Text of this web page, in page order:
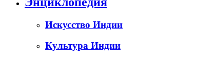
Искусство Индии
Культура Индии